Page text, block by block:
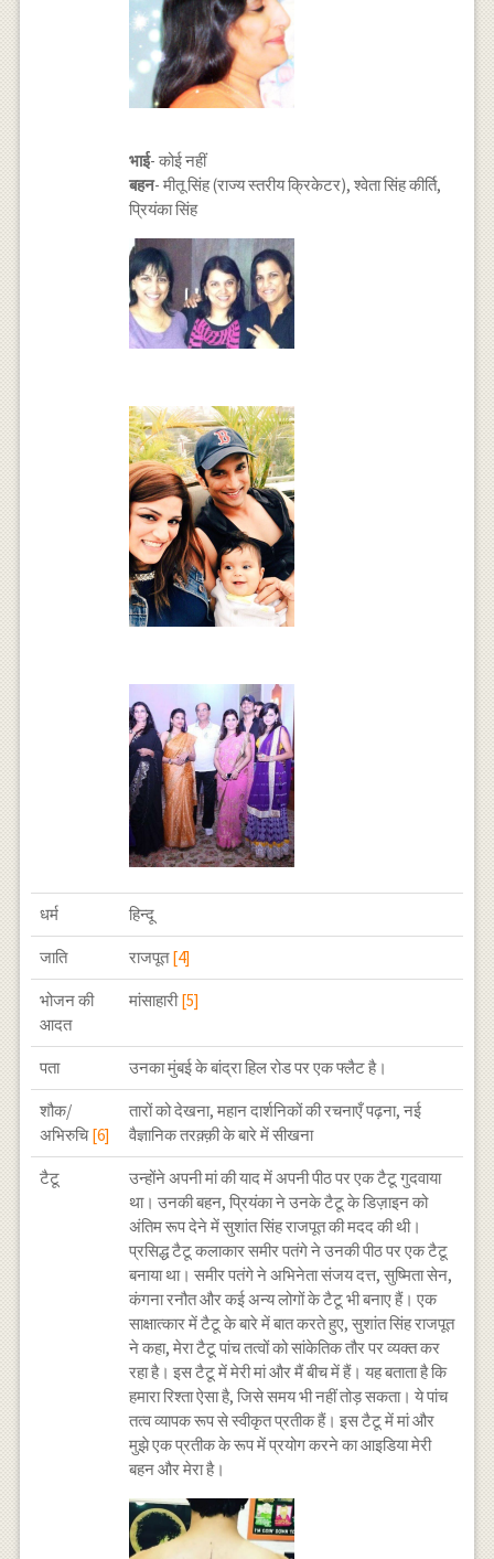
भाई- कोई नहीं
बहन- मीतू सिंह (राज्य स्तरीय क्रिकेटर), श्वेता सिंह कीर्ति,
प्रियंका सिंह
धर्म हिन्दू
जाति राजपूत[4]
भोजन की
आदत
मांसाहारी[5]
पता उनका मुंबई के बांद्रा हिल रोड पर एक फ्लैट है।
शौक/
अभिरुचि[6]
तारों को देखना, महान दार्शनिकों की रचनाएँ पढ़ना, नई
वैज्ञानिक तरक़्क़ी के बारे में सीखना
टैटू
उन्होंने अपनी मां की याद में अपनी पीठ पर एक टैटू गुदवाया
था। उनकी बहन, प्रियंका ने उनके टैटू के डिज़ाइन को
अंतिम रूप देने में सुशांत सिंह राजपूत की मदद की थी।
प्रसिद्ध टैटू कलाकार समीर पतंगे ने उनकी पीठ पर एक टैटू
बनाया था। समीर पतंगे ने अभिनेता संजय दत्त, सुष्मिता सेन,
कंगना रनौत और कई अन्य लोगों के टैटू भी बनाए हैं। एक
साक्षात्कार में टैटू के बारे में बात करते हुए, सुशांत सिंह राजपूत
ने कहा, मेरा टैटू पांच तत्वों को सांकेतिक तौर पर व्यक्त कर
रहा है। इस टैटू में मेरी मां और मैं बीच में हैं। यह बताता है कि
हमारा रिश्ता ऐसा है, जिसे समय भी नहीं तोड़ सकता। ये पांच
तत्व व्यापक रूप से स्वीकृत प्रतीक हैं। इस टैटू में मां और
मुझे एक प्रतीक के रूप में प्रयोग करने का आइडिया मेरी
बहन और मेरा है।